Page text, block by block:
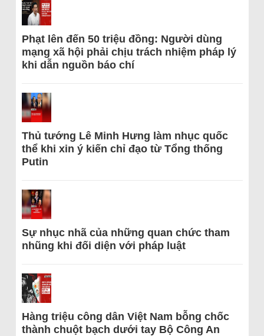
Phạt lên đến 50 triệu đồng: Người dùng
mạng xã hội phải chịu trách nhiệm pháp lý
khi dẫn nguồn báo chí
Thủ tướng Lê Minh Hưng làm nhục quốc
thể khi xin ý kiến chỉ đạo từ Tổng thống
Putin
Sự nhục nhã của những quan chức tham
nhũng khi đối diện với pháp luật
Hàng triệu công dân Việt Nam bỗng chốc
thành chuột bạch dưới tay Bộ Công An